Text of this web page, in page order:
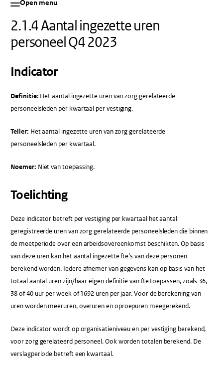
Open menu
2.1.4 Aantal ingezette uren
personeel Q4 2023
Indicator
Definitie: Het aantal ingezette uren van zorg gerelateerde
personeelsleden per kwartaal per vestiging.
Teller: Het aantal ingezette uren van zorg gerelateerde
personeelsleden per kwartaal.
Noemer: Niet van toepassing.
Toelichting
Deze indicator betreft per vestiging per kwartaal het aantal
geregistreerde uren van zorg gerelateerde personeelsleden die binnen
de meetperiode over een arbeidsovereenkomst beschikten. Op basis
van deze uren kan het aantal ingezette fte’s van deze personen
berekend worden. Iedere afnemer van gegevens kan op basis van het
totaal aantal uren zijn/haar eigen definitie van fte toepassen, zoals 36,
38 of 40 uur per week of 1692 uren per jaar. Voor de berekening van
uren worden meeruren, overuren en oproepuren meegerekend.
Deze indicator wordt op organisatieniveau en per vestiging berekend,
voor zorg gerelateerd personeel. Ook worden totalen berekend. De
verslagperiode betreft een kwartaal.